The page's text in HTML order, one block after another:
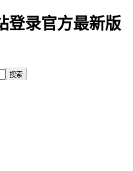
登录官方最新版